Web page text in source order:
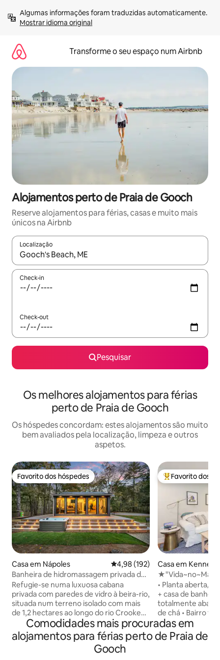
para
Mostrar idioma original
Transforme o seu espaço num Airbnb
Alojamentos perto de Praia de Gooch
Reserve alojamentos para férias, casas e muito mais
únicos na Airbnb
Localização
Quando os resultados estiverem disponíveis, navegue com
Check-in
Check-out
Pesquisar
Os melhores alojamentos para férias
perto de Praia de Gooch
Os hóspedes concordam: estes alojamentos são muito
bem avaliados pela localização, limpeza e outros
aspetos.
Favorito dos hóspedes
Favorito dos hóspedes
Casa em Nápoles Classificação média de 4,98 em
4,98 (192)
Banheira de hidromassagem privada de
designer LUX - Isolada
Refugie-se numa luxuosa cabana
privada com paredes de vidro à beira-rio,
situada num terreno isolado com mais
de 1,2 hectares ao longo do rio Crooked,
em Naples, Maine. O rio circunda a
propriedade, proporcionando total
privacidade, a sua própria praia de areia,
um cais com acesso direto ao Lago
Favoritos dos
Favorito dos
Casa em
W/D★ Park★ 2
• Planta aberta/
+ casa de banho
totalmente
de chá • Bairro
Square e a menos
de KBK • Parte de trás sombreada +
pátio lateral/
Comodidades mais procuradas em
alojamentos para férias perto de Praia de
Gooch